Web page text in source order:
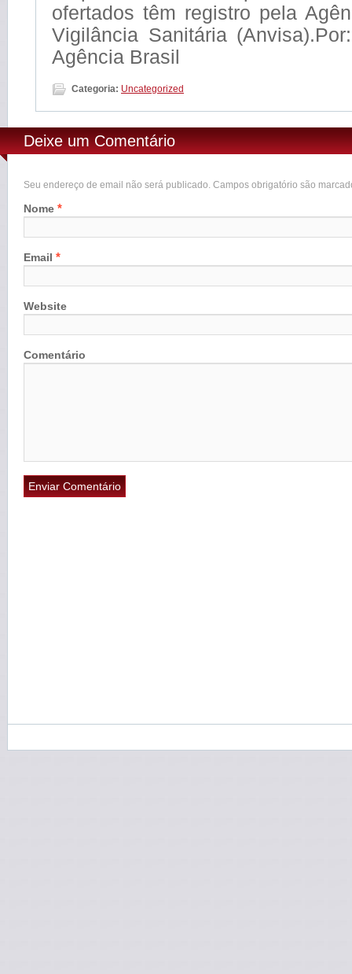
ofertados têm registro pela
Vigilância Sanitária
Agência Brasil
Categoria: Uncategorized
Deixe um Comentário
Seu endereço de email não será publicado. Campos obrigatório são
Nome *
Email *
Website
Comentário